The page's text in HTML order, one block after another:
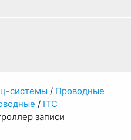
системы / Проводные
/ ITC
записи